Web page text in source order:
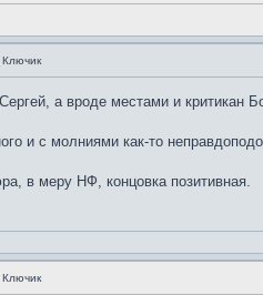
а вроде местами и критикан
и с молниями как-то
в меру НФ, концовка позитивная.